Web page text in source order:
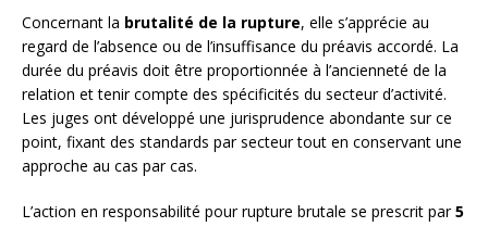
Concernant la brutalité de la rupture, elle s’apprécie au
regard de l’absence ou de l’insuffisance du préavis accordé. La
durée du préavis doit être proportionnée à l’ancienneté de la
relation et tenir compte des spécificités du secteur d’activité.
Les juges ont développé une jurisprudence abondante sur ce
point, fixant des standards par secteur tout en conservant une
approche au cas par cas.
L’action en responsabilité pour rupture brutale se prescrit par5